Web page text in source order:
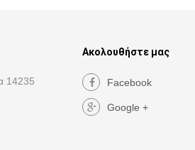
14235
Ακολουθήστε μας
Facebook
Google +